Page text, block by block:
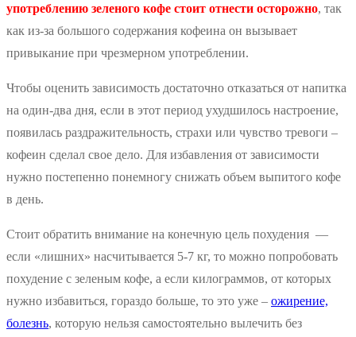
употреблению зеленого кофе стоит отнести осторожно, так
как из-за большого содержания кофеина он вызывает
привыкание при чрезмерном употреблении.
Чтобы оценить зависимость достаточно отказаться от напитка
на один-два дня, если в этот период ухудшилось настроение,
появилась раздражительность, страхи или чувство тревоги –
кофеин сделал свое дело. Для избавления от зависимости
нужно постепенно понемногу снижать объем выпитого кофе
в день.
Стоит обратить внимание на конечную цель похудения —
если «лишних» насчитывается 5-7 кг, то можно попробовать
похудение с зеленым кофе, а если килограммов, от которых
нужно избавиться, гораздо больше, то это уже – ожирение,
болезнь, которую нельзя самостоятельно вылечить без